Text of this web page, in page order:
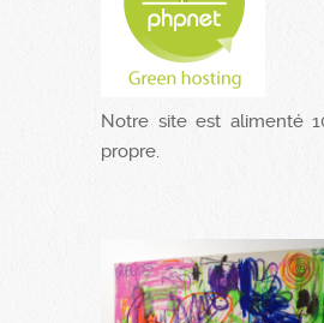
Notre site est alimenté
propre.